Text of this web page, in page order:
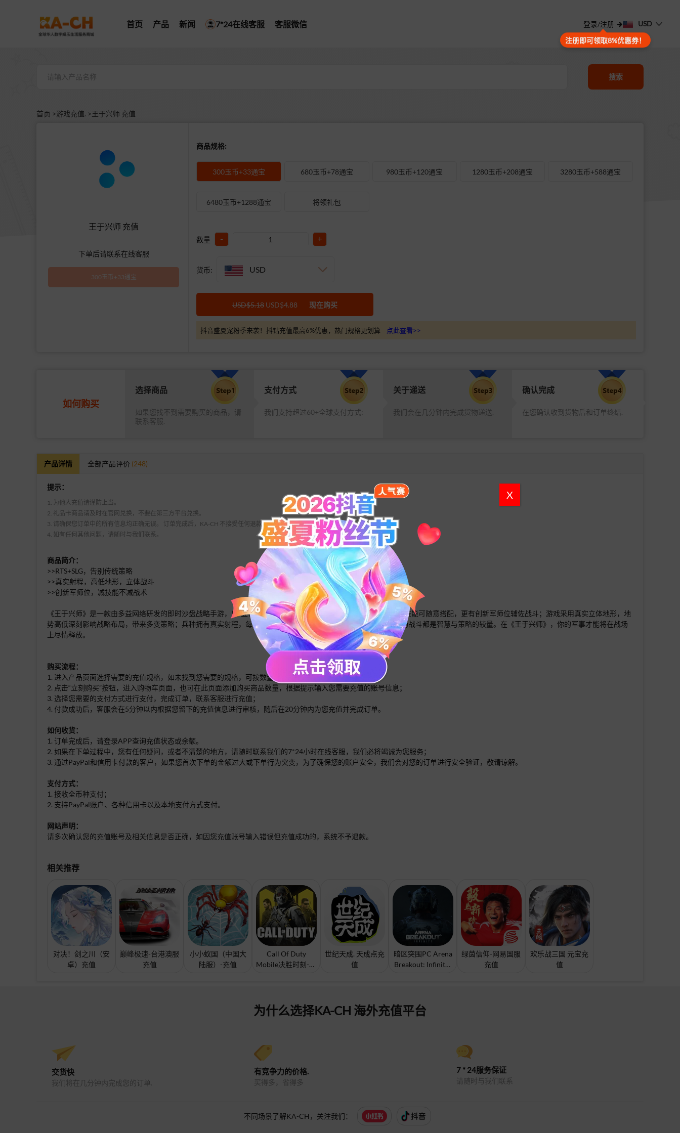
首页 产品 新闻 7*24在线客服 客服微信 登录/注册
注册即可领取8%优惠券！
USD
X
搜索
首页 >游戏充值. >王于兴师 充值
王于兴师 充值
下单后请联系在线客服
300玉币+33通宝
商品规格:
300玉币+33通宝 680玉币+78通宝 980玉币+120通宝 1280玉币+208通宝 3280玉币+588通宝
6480玉币+1288通宝 将领礼包
数量 - +
货币: USD
USD$5.18 USD$4.88 现在购买
抖音盛夏宠粉季来袭！抖钻充值最高6%优惠，热门规格更划算 点此查看>>
如何购买
选择商品
如果您找不到需要购买的商品，请
联系客服.
支付方式
我们支持超过60+全球支付方式;
关于递送
我们会在几分钟内完成货物递送.
确认完成
在您确认收到货物后和订单终结.
产品详情 全部产品评价 (248)
提示：
1. 为他人充值请谨防上当。
2. 礼品卡商品请及时在官网兑换，不要在第三方平台兑换。
3. 请确保您订单中的所有信息均正确无误。 订单完成后，KA-CH 不接受任何退款请求。
4. 如有任何其他问题，请随时与我们联系。
商品简介：
>>RTS+SLG，告别传统策略
>>真实射程，高低地形，立体战斗
>>创新军师位，减技能不减战术
《王于兴师》是一款由多益网络研发的即时沙盘战略手游，以“立体地形战场”及“个性化将领搭配”为核心特色。将领技能可随意搭配，更有创新军师位辅佐战斗；游戏采用真实立体地形，地
势高低深刻影响战略布局，带来多变策略；兵种拥有真实射程，每支部队都能精准指挥，搭配部队体积碰撞，让每场战斗都是智慧与策略的较量。在《王于兴师》，你的军事才能将在战场
上尽情释放。
购买流程：
1. 进入产品页面选择需要的充值规格，如未找到您需要的规格，可按数量下单购买；
2. 点击“立刻购买”按钮，进入购物车页面，也可在此页面添加购买商品数量，根据提示输入您需要充值的账号信息；
3. 选择您需要的支付方式进行支付，完成订单，联系客服进行充值；
4. 付款成功后，客服会在5分钟以内根据您留下的充值信息进行审核，随后在20分钟内为您充值并完成订单。
如何收货：
1. 订单完成后，请登录APP查询充值状态或余额。
2. 如果在下单过程中，您有任何疑问，或者不清楚的地方，请随时联系我们的7*24小时在线客服，我们必将竭诚为您服务；
3. 通过PayPal和信用卡付款的客户，如果您首次下单的金额过大或下单行为突变，为了确保您的账户安全，我们会对您的订单进行安全验证，敬请谅解。
支付方式：
1. 接收全币种支付；
2. 支持PayPal账户、各种信用卡以及本地支付方式支付。
网站声明：
请多次确认您的充值账号及相关信息是否正确，如因您充值账号输入错误但充值成功的，系统不予退款。
相关推荐
对决！剑之川（安
卓）充值
巅峰极速-台港澳服
充值
小小蚁国（中国大
陆服）-充值
Call Of Duty
Mobile决胜时刻-国
世纪天成. 天成点充
值
暗区突围PC Arena
Breakout: Infinite-
绿茵信仰-网易国服
充值
欢乐战三国 元宝充
值
为什么选择KA-CH 海外充值平台
交货快
我们将在几分钟内完成您的订单.
有竞争力的价格.
买得多，省得多
7 * 24服务保证
请随时与我们联系
不同场景了解KA-CH，关注我们：